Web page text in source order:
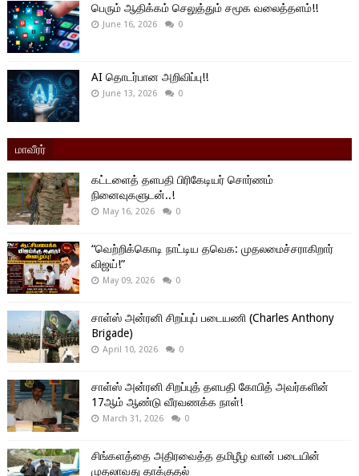
பெரும் ஆதிக்கம் செலுத்தும் சமூக வலைத்தளம்!!
June 16, 2026 0
AI தொடர்பான அறிவிப்பு!!
June 13, 2026 0
மாவீரர்
கட்டளைத் தளபதி பிரிகேடியர் சொர்ணம்
நினைவுகளுடன்..!
May 16, 2026 0
“வெற்றிக்கொடி நாட்டிய தவெக: முதலமைச்சராகிறார்
விஜய்!”
May 09, 2026 0
சாள்ஸ் அன்ரனி சிறப்புப் படையணி (Charles Anthony
Brigade)
April 10, 2026 0
சாள்ஸ் அன்ரனி சிறப்புத் தளபதி கோபித் அவர்களின்
17ஆம் ஆண்டு வீரவணக்க நாள்!
March 31, 2026 0
சிங்களத்தை அதிரவைத்த தமிழீழ வான் படையின்
முதலாவது தாக்குதல்